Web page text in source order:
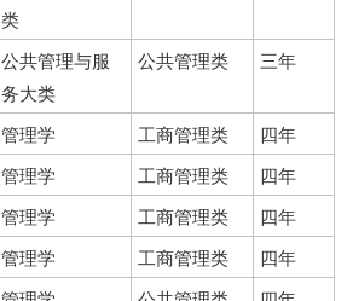
类
公共管理与服
务大类
公共管理类 三年
管理学 工商管理类
四年
管理学 工商管理类
四年
管理学 工商管理类
四年
管理学 工商管理类
四年